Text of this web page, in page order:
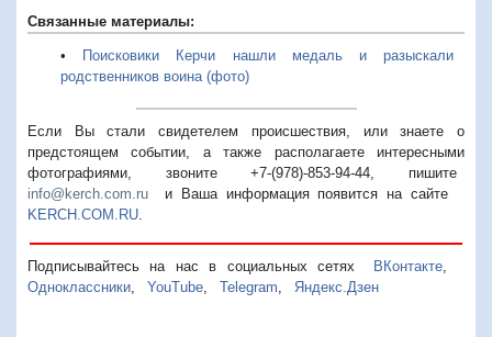
Связанные материалы:
• Поисковики Керчи нашли медаль и разыскали
родственников воина (фото)
Если Вы стали свидетелем происшествия, или знаете о
предстоящем событии, а также располагаете интересными
фотографиями, звоните +7-(978)-853-94-44, пишите
info@kerch.com.ru и Ваша информация появится на сайте
KERCH.COM.RU
Подписывайтесь на нас в социальных сетях ВКонтакте,
Одноклассники
YouTube Telegram Яндекс.Дзен